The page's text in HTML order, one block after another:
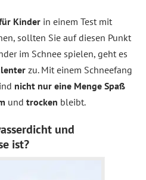
Kinder in einem Test mit
sollten Sie auf diesen Punkt
im Schnee spielen, geht es
zu. Mit einem Schneefang
nicht nur eine Menge Spaß
und trocken bleibt.
und
ist?